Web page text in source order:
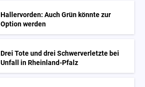
Hallervorden: Auch Grün könnte zur
Option werden
Drei Tote und drei Schwerverletzte bei
Unfall in Rheinland-Pfalz